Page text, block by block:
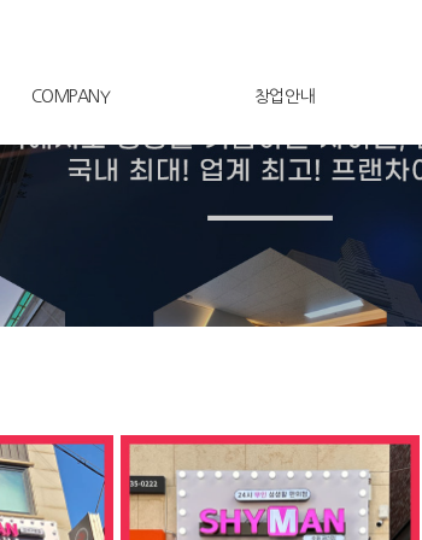
COMPANY 창업안내